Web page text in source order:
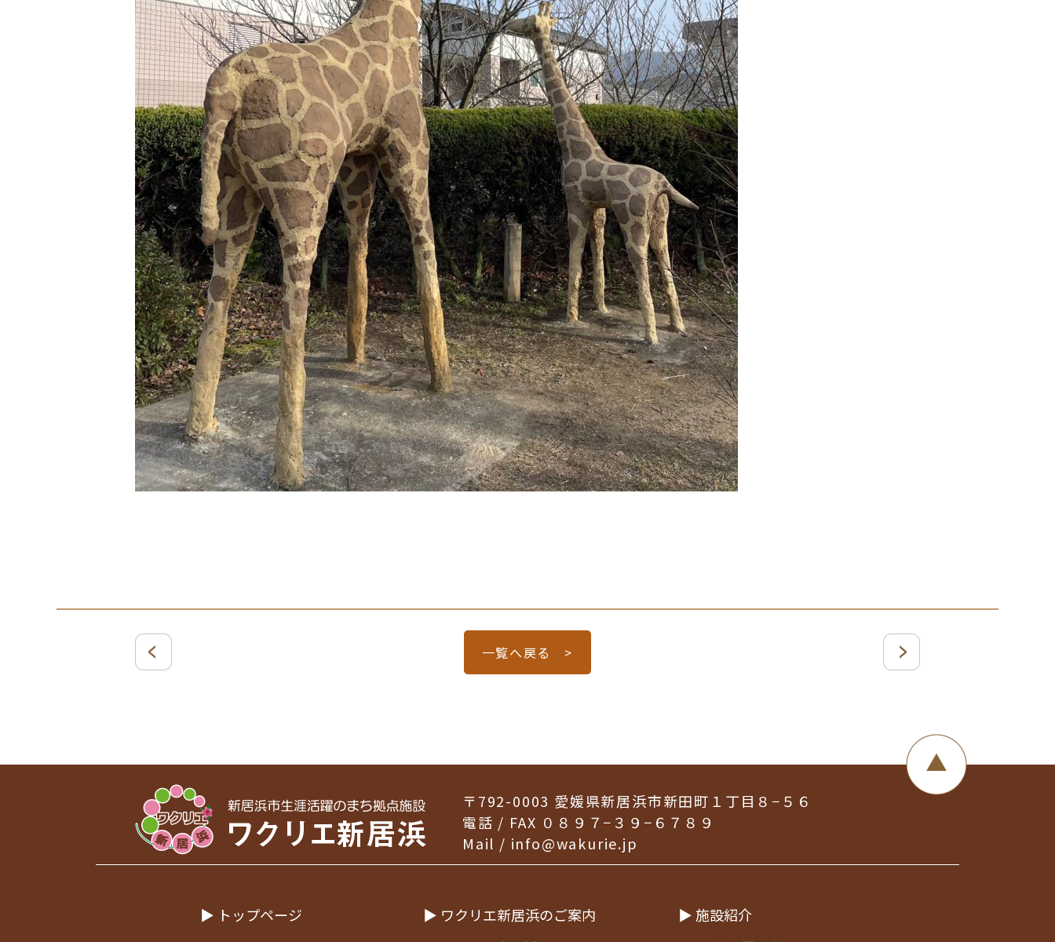
一覧へ戻る >
〒792-0003 愛媛県新居浜市新田町１丁目８−５６
電話 / FAX ０８９７−３９−６７８９
Mail / info@wakurie.jp
▶ トップページ
▶ ワクリエ新居浜のご案内 ▶ 施設紹介